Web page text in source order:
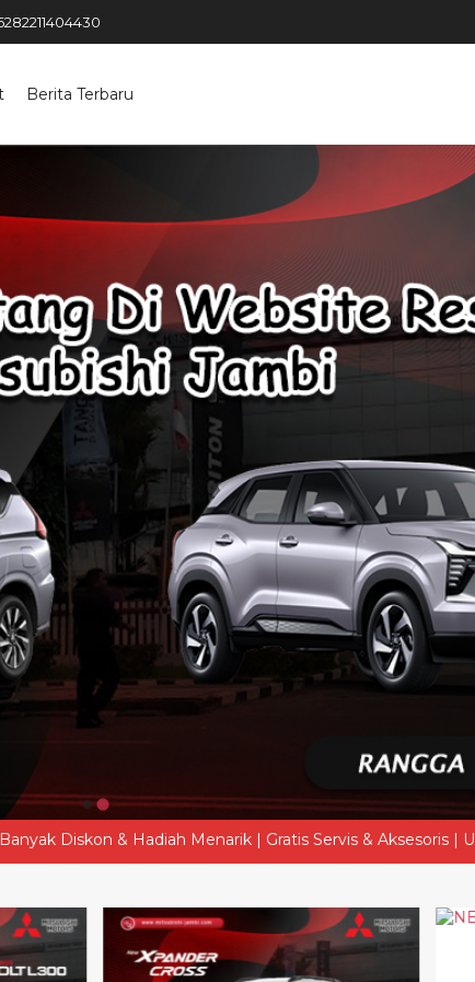
Berita Terbaru
Menarik | Gratis Servis & Aksesoris | Unit Ready Stock
437.500.00